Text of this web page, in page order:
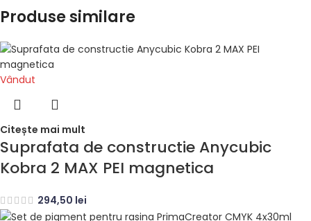
Produse similare
Vândut
Citește mai mult
Suprafata de constructie Anycubic
Kobra 2 MAX PEI magnetica
294,50 lei